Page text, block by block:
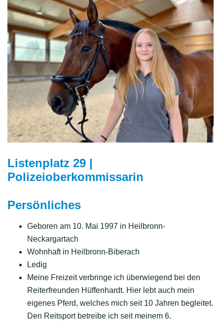
Listenplatz 29 |
Polizeioberkommissarin
Persönliches
Geboren am 10. Mai 1997 in Heilbronn-
Neckargartach
Wohnhaft in Heilbronn-Biberach
Ledig
Meine Freizeit verbringe ich überwiegend bei den
Reiterfreunden Hüffenhardt. Hier lebt auch mein
eigenes Pferd, welches mich seit 10 Jahren begleitet.
Den Reitsport betreibe ich seit meinem 6.